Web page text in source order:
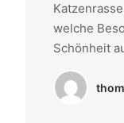
welche
Schönheit